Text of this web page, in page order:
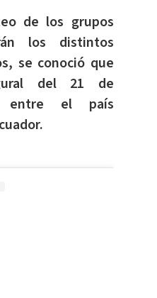
de los grupos
los distintos
se conoció que
del 21 de
entre el país